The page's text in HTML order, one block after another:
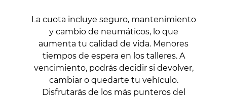
La cuota incluye seguro, mantenimiento
y cambio de neumáticos, lo que
aumenta tu calidad de vida. Menores
tiempos de espera en los talleres. A
vencimiento, podrás decidir si devolver,
cambiar o quedarte tu vehículo.
Disfrutarás de los más punteros del